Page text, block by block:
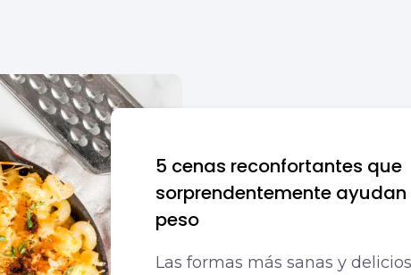
5 cenas reconfortantes que
sorprendentemente ayudan
peso
Las formas más sanas y